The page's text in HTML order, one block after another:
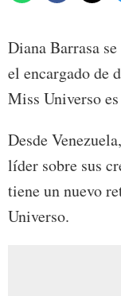
Diana Barrasa
el encargado de
Miss Universo
Desde
líder sobre sus
tiene un nuevo
Universo.